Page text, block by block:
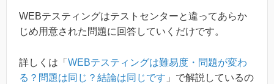
WEBテスティングはテストセンターと違ってあらか
じめ用意された問題に回答していくだけです。
詳しくは「 WEBテスティングは難易度・問題が変わ
る？問題は同じ？結論は同じです 」で解説しているの